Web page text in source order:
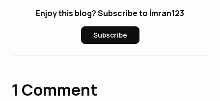
Enjoy this blog? Subscribe to İmran123
Subscribe
1 Comment